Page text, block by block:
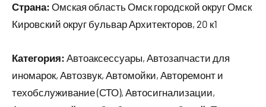
Страна: Омская область Омск городской округ Омск
Кировский округ бульвар Архитекторов, 20 к1
Категория: Автоаксессуары, Автозапчасти для
иномарок, Автозвук, Автомойки, Авторемонт и
техобслуживание (СТО), Автосигнализации,